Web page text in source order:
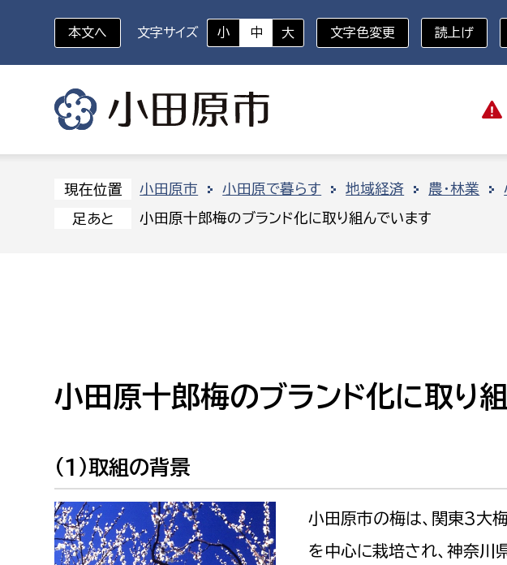
いざというときに
対象者を選択
高校生・大学生など
妊産婦
高齢者
分野を選択
防災・安全
地域経済
組織から探す
部に属さない室 企画部
市民部
地域政策課
地域安全課
防災対策課
本文へ 文字サイズ 小 中 大 文字色変更 読上げ
現在位置 小田原市 小田原で暮らす 地域経済 農・林業
足あと 小田原十郎梅のブランド化に取り組んでいます
小田原十郎梅のブランド化に取り
(1)取組の背景
小田原市の梅は、関東3大梅
を中心に栽培され、神奈川